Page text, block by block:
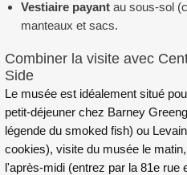
Vestiaire payant au sous-sol
manteaux et sacs.
Combiner la visite avec
Side
Le musée est idéalement situé
petit-déjeuner chez Barney
légende du smoked fish) ou
cookies), visite du musée le
l'après-midi (entrez par la 81e rue